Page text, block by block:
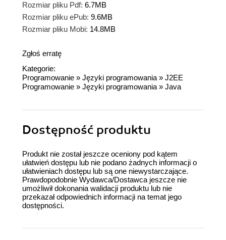
Rozmiar pliku Pdf: 6.7MB
Rozmiar pliku ePub: 9.6MB
Rozmiar pliku Mobi: 14.8MB
Zgłoś erratę
Kategorie:
Programowanie » Języki programowania » J2EE
Programowanie » Języki programowania » Java
Dostępność produktu
Produkt nie został jeszcze oceniony pod kątem
ułatwień dostępu lub nie podano żadnych informacji o
ułatwieniach dostępu lub są one niewystarczające.
Prawdopodobnie Wydawca/Dostawca jeszcze nie
umożliwił dokonania walidacji produktu lub nie
przekazał odpowiednich informacji na temat jego
dostępności.